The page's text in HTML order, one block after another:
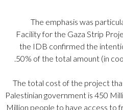
The emphasis was
Facility for the Gaza Strip
the IDB confirmed the
50% of the total amount (in
The total cost of the project
Palestinian government is 450
Million people to have access to